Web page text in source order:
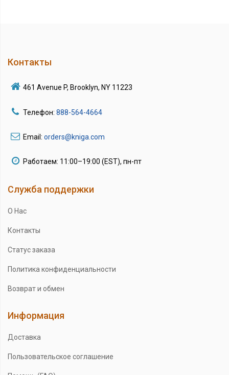
Контакты
461 Avenue P, Brooklyn, NY 11223
Телефон: 888-564-4664
Email: orders@kniga.com
Работаем: 11:00–19:00 (EST), пн-пт
Служба поддержки
О Нас
Контакты
Статус заказа
Политика конфиденциальности
Возврат и обмен
Информация
Доставка
Пользовательское соглашение